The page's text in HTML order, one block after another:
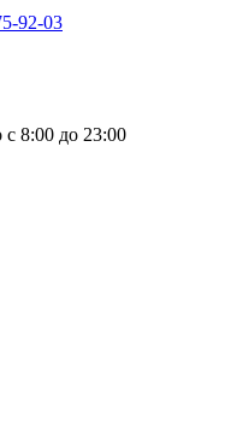
92-03
с 8:00 до 23:00